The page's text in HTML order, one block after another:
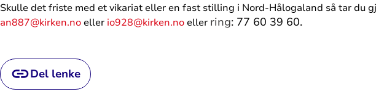
Skulle det friste med et vikariat eller en fast stilling i Nord-Hålogaland så tar du
an887@kirken.noeller io928@kirken.noeller ring: 77 60 39 60.
Del lenke